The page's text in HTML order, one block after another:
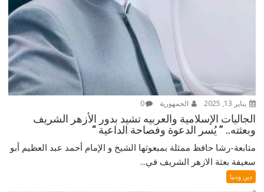
يناير 13, 2025 الجمهورية 0
الجاليات الإسلامية والعربيه تشيد بدور الأزهر الشريف
وبعثته.. ” يُسر الدعوة وفصاحة الداعية “
متابعة-رشا حافظ ممثلة بمبعوثها الشيخ و الإمام أحمد عبد العظيم أبو
سعيفة بعثة الازهر الشريف في...
دين ودنيا